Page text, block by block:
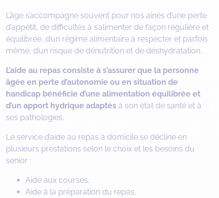
L’âge s’accompagne souvent pour nos ainés d’une perte
d’appétit, de difficultés à s’alimenter de façon régulière et
équilibrée, d’un régime alimentaire à respecter et parfois
même, d’un risque de dénutrition et de déshydratation.
L’aide au repas consiste à s’assurer que la personne
âgée en perte d’autonomie ou en situation de
handicap bénéficie d’une alimentation équilibrée et
d’un apport hydrique adaptés à son état de santé et à
ses pathologies.
Le service d’aide au repas à domicile se décline en
plusieurs prestations selon le choix et les besoins du
senior :
Aide aux courses,
Aide à la préparation du repas,